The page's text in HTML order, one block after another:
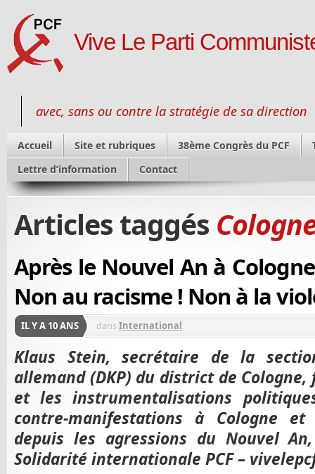
Vive Le Parti
avec, sans ou contre la stratégie de sa direction
Accueil Site et rubriques 38ème Congrès du PCF
Lettre d’information
Contact
Articles taggés
Après le Nouvel An à
Non au racisme ! Non à la
IL Y A 10 ANS dansInternational
Klaus Stein, secrétaire de la
allemand (DKP) du district de
et les instrumentalisations
contre-manifestations à Cologne et
depuis les agressions du Nouvel
Solidarité internationale PCF –